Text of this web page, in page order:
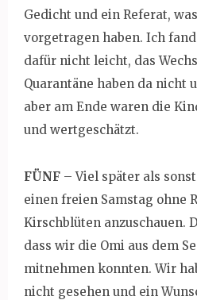
Gedicht und ein Referat,
vorgetragen haben. Ich
dafür nicht leicht, das
Quarantäne haben da nicht
aber am Ende waren die
und wertgeschätzt.
FÜNF – Viel später als
einen freien Samstag ohne
Kirschblüten anzuschauen.
dass wir die Omi aus dem
mitnehmen konnten. Wir
nicht gesehen und ein